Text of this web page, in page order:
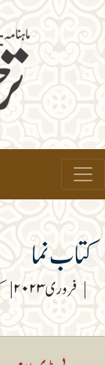
کتاب نما
فروری ۲۰۲۳ |